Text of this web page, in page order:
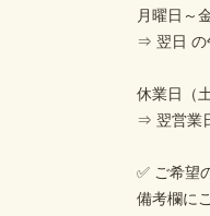
月曜日～
⇒ 翌日 の
休業日（
⇒ 翌営業
✅ ご希望
備考欄に